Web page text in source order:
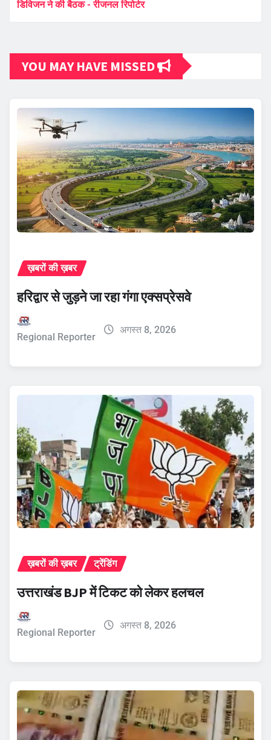
डिविजन ने की बैठक - रीजनल रिपोर्टर
YOU MAY HAVE MISSED
ख़बरों की ख़बर
हरिद्वार से जुड़ने जा रहा गंगा एक्सप्रेसवे
Regional Reporter
अगस्त 8, 2026
ख़बरों की ख़बर ट्रेंडिंग
उत्तराखंड BJP में टिकट को लेकर हलचल
Regional Reporter
अगस्त 8, 2026